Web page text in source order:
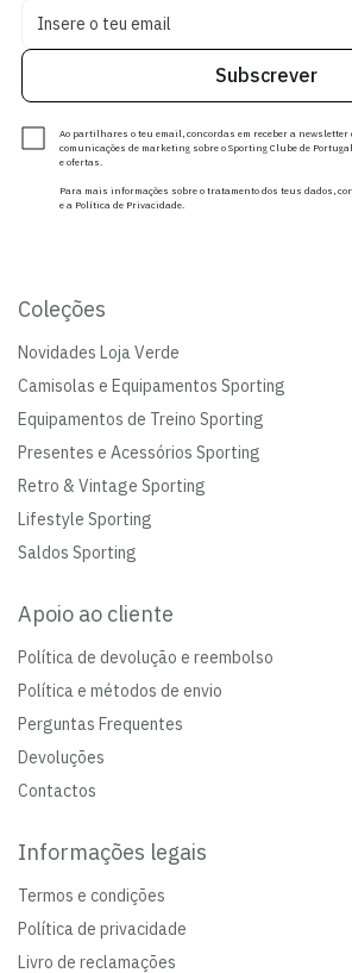
Subscrever
Ao partilhares o teu email, concordas em receber a newsletter
comunicações de marketing sobre o Sporting Clube de
e ofertas.
Para mais informações sobre o tratamento dos teus dados,
e a Política de Privacidade.
Coleções
Novidades Loja Verde
Camisolas e Equipamentos Sporting
Equipamentos de Treino Sporting
Presentes e Acessórios Sporting
Retro & Vintage Sporting
Lifestyle Sporting
Saldos Sporting
Apoio ao cliente
Política de devolução e reembolso
Política e métodos de envio
Perguntas Frequentes
Devoluções
Contactos
Informações legais
Termos e condições
Política de privacidade
Livro de reclamações